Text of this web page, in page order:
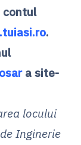
contul
.
a site-
locului
Inginerie